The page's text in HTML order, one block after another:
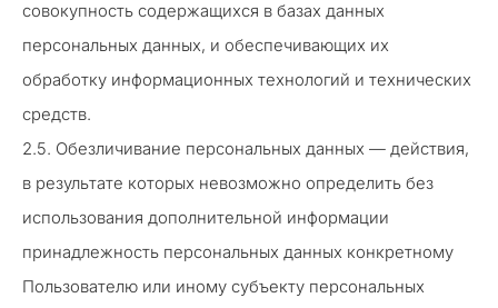
совокупность содержащихся в базах данных
персональных данных, и обеспечивающих их
обработку информационных технологий и технических
средств.
2.5. Обезличивание персональных данных — действия,
в результате которых невозможно определить без
использования дополнительной информации
принадлежность персональных данных конкретному
Пользователю или иному субъекту персональных